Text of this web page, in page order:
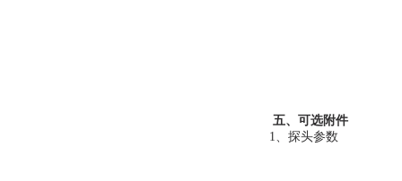
五、可选附件
1、探头参数